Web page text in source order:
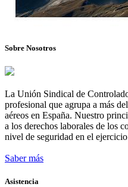
Sobre Nosotros
La Unión Sindical de
profesional que agrupa a más
aéreos en España. Nuestro
a los derechos laborales de los
nivel de seguridad en el
Saber más
Asistencia